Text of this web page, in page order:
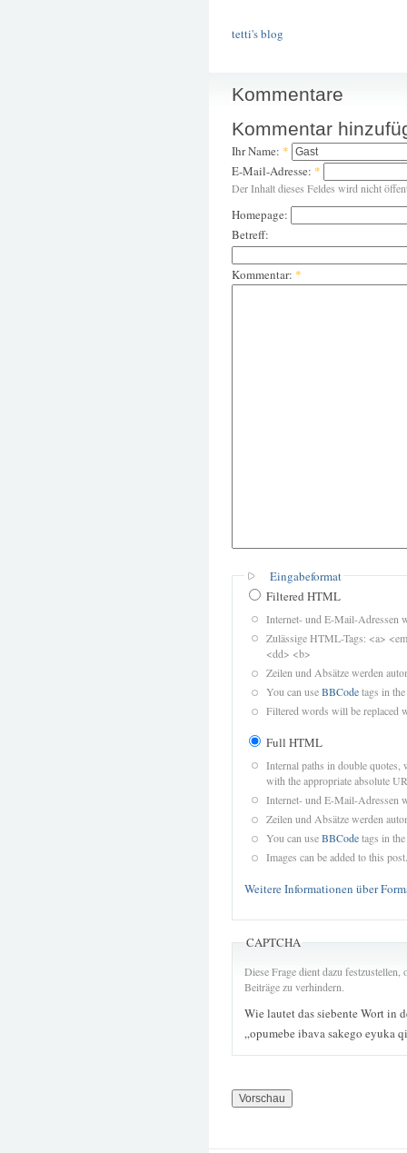
tetti's blog
Kommentare
Kommentar
Ihr Name: *
E-Mail-Adresse: *
Der Inhalt dieses Feldes wird nicht
Homepage:
Betreff:
Kommentar: *
Eingabeformat
Filtered HTML
Internet- und E-Mail-Adressen
Zulässige HTML-Tags: <a>
<dd> <b>
Zeilen und Absätze werden
You can useBBCodetags in
Filtered words will be replaced
Full HTML
Internal paths in double quotes,
with the appropriate absolute
Internet- und E-Mail-Adressen
Zeilen und Absätze werden
You can useBBCodetags in
Images can be added to this post.
Weitere Informationen über
CAPTCHA
Diese Frage dient dazu
Beiträge zu verhindern.
Wie lautet das siebente Wort in
„opumebe ibava sakego eyuka